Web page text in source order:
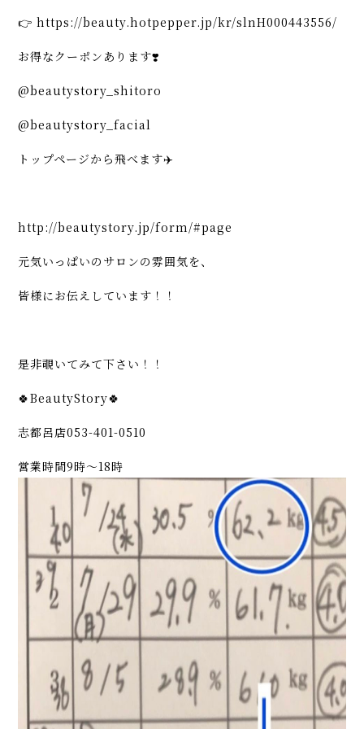
👉https://beauty.hotpepper.jp/kr/slnH000443556/
お得なクーポンあります❣️
@beautystory_shitoro
@beautystory_facial
トップページから飛べます✈️
http://beautystory.jp/form/#page
元気いっぱいのサロンの雰囲気を、
皆様にお伝えしています！！
是非覗いてみて下さい！！
🍀BeautyStory🍀
志都呂店053-401-0510
営業時間9時〜18時